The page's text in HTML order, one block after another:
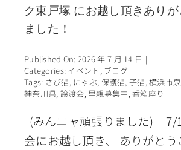
ク東戸塚 にお越し頂きあり
ました！
Published On: 2026 年 7 月 14 日 |
Categories: イベント , ブログ |
Tags: さび猫, にゃぶ, 保護猫,子猫,横浜市
神奈川県, 譲渡会, 里親募集中,香箱座り
(みんニャ頑張りました) 7/
会にお越し頂き、 ありがとう